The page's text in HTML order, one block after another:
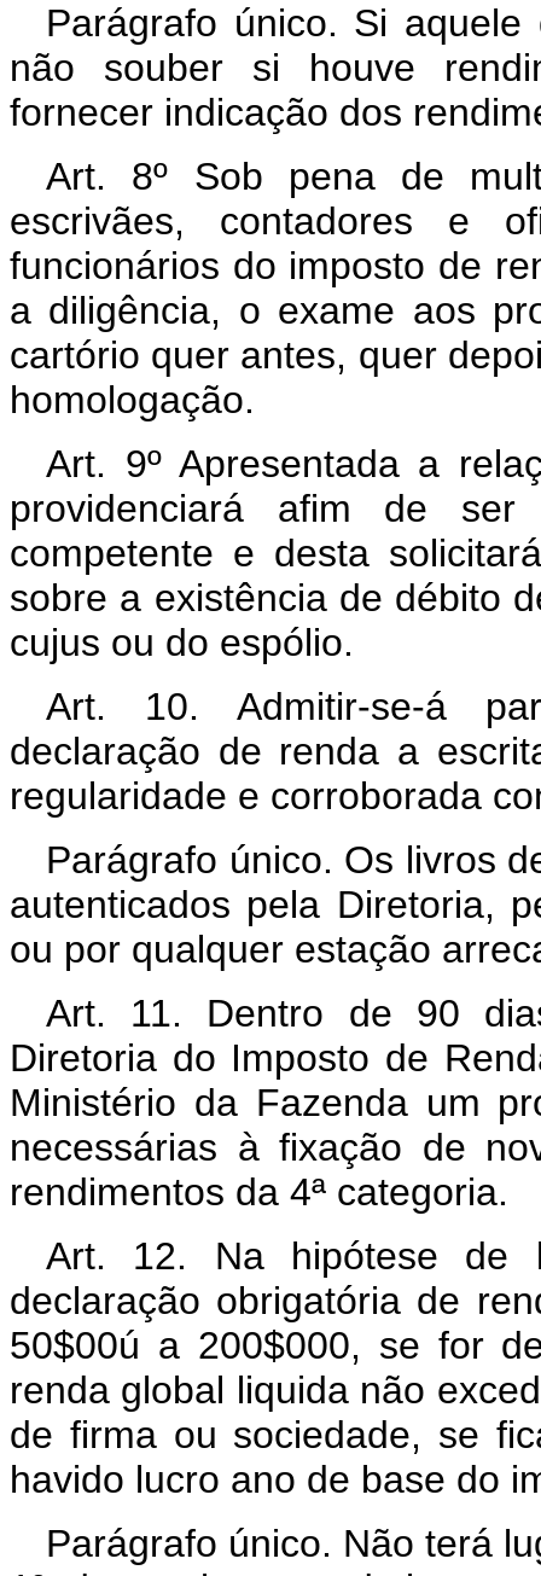
Parágrafo único. Si
não souber si houve
fornecer indicação dos
Art. 8º Sob pena de
escrivães, contadores e
funcionários do imposto de
a diligência, o exame aos
cartório quer antes, quer
homologação.
Art. 9º Apresentada a
providenciará afim de ser
competente e desta
sobre a existência de débito
cujus ou do espólio.
Art. 10. Admitir-se-á
declaração de renda a
regularidade e corroborada
Parágrafo único. Os livros
autenticados pela Diretoria,
ou por qualquer estação
Art. 11. Dentro de 90
Diretoria do Imposto de
Ministério da Fazenda um
necessárias à fixação de
rendimentos da 4ª categoria.
Art. 12. Na hipótese de
declaração obrigatória de
50$00ú a 200$000, se for
renda global liquida não
de firma ou sociedade, se
havido lucro ano de base do
Parágrafo único. Não terá